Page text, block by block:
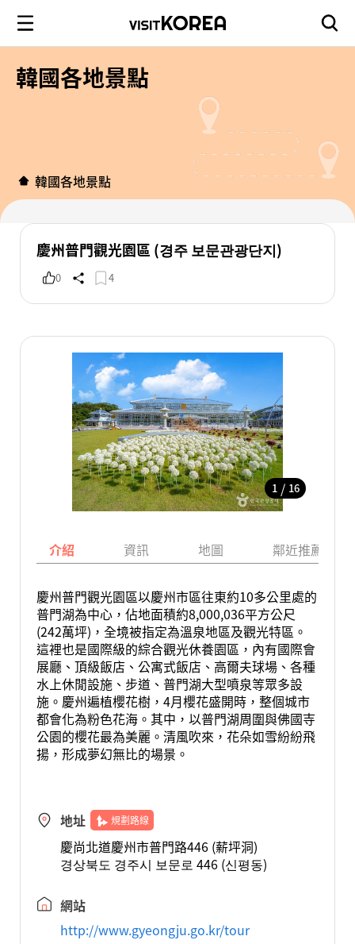
韓國各地景點
韓國各地景點
慶州普門觀光園區 (경주 보문관광단지)
0 4
1 / 16
介紹 資訊 地圖 鄰近推薦景點
慶州普門觀光園區以慶州市區往東約10多公里處的
普門湖為中心，佔地面積約8,000,036平方公尺
(242萬坪)，全境被指定為溫泉地區及觀光特區。
這裡也是國際級的綜合觀光休養園區，內有國際會
展廳、頂級飯店、公寓式飯店、高爾夫球場、各種
水上休閒設施、步道、普門湖大型噴泉等眾多設
施。慶州遍植櫻花樹，4月櫻花盛開時，整個城市
都會化為粉色花海。其中，以普門湖周圍與佛國寺
公園的櫻花最為美麗。清風吹來，花朵如雪紛紛飛
揚，形成夢幻無比的場景。
地址 規劃路線
慶尚北道慶州市普門路446 (薪坪洞)
경상북도 경주시 보문로 446 (신평동)
網站
http://www.gyeongju.go.kr/tour